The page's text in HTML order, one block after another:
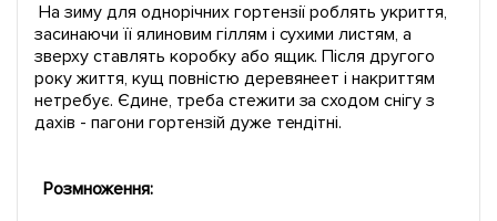
На зиму для однорічних гортензії роблять укриття,
засинаючи її ялиновим гіллям і сухими листям, а
зверху ставлять коробку або ящик. Після другого
року життя, кущ повністю деревянеет і накриттям
нетребує. Єдине, треба стежити за сходом снігу з
дахів - пагони гортензій дуже тендітні.
Розмноження: